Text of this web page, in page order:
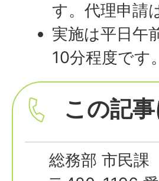
す。代理申請
実施は平日午
10分程度です。
この記
総務部 市民課